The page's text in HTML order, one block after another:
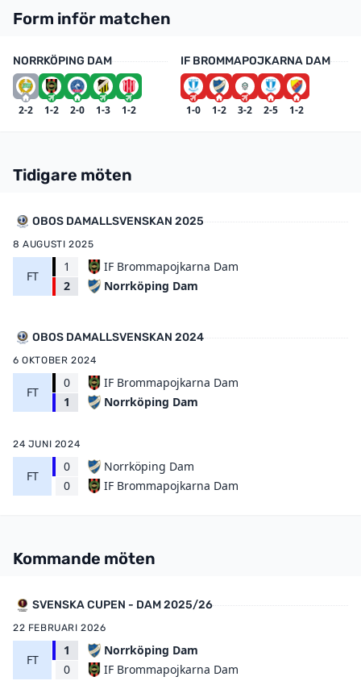
Form inför matchen
NORRKÖPING DAM
2-2 1-2 2-0 1-3 1-2
IF BROMMAPOJKARNA DAM
1-0 1-2 3-2 2-5 1-2
Tidigare möten
OBOS DAMALLSVENSKAN 2025
8 AUGUSTI 2025
FT
1
2
IF Brommapojkarna Dam
Norrköping Dam
OBOS DAMALLSVENSKAN 2024
6 OKTOBER 2024
FT
0
1
IF Brommapojkarna Dam
Norrköping Dam
24 JUNI 2024
FT
0
0
Norrköping Dam
IF Brommapojkarna Dam
Kommande möten
SVENSKA CUPEN - DAM 2025/26
22 FEBRUARI 2026
FT
1
0
Norrköping Dam
IF Brommapojkarna Dam